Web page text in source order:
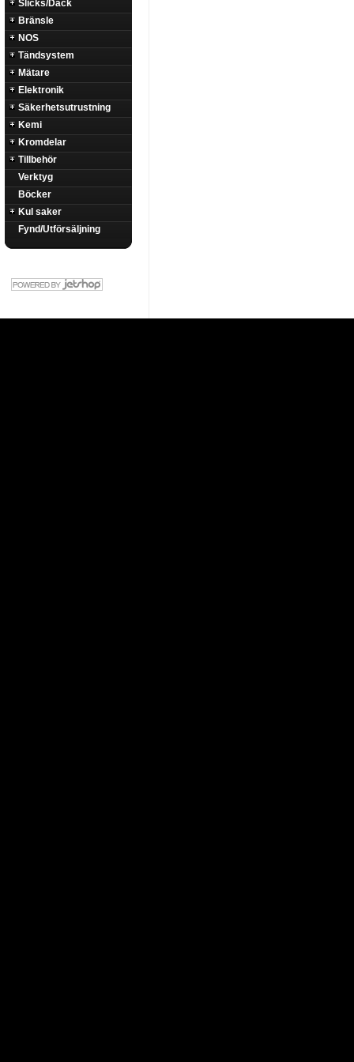
Slicks/Däck
Bränsle
NOS
Tändsystem
Mätare
Elektronik
Säkerhetsutrustning
Kemi
Kromdelar
Tillbehör
Verktyg
Böcker
Kul saker
Fynd/Utförsäljning